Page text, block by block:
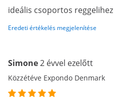
ideális csoportos reggelihez
Eredeti értékelés megjelenítése
Simone2 évvel ezelőtt
Közzétéve Expondo Denmark